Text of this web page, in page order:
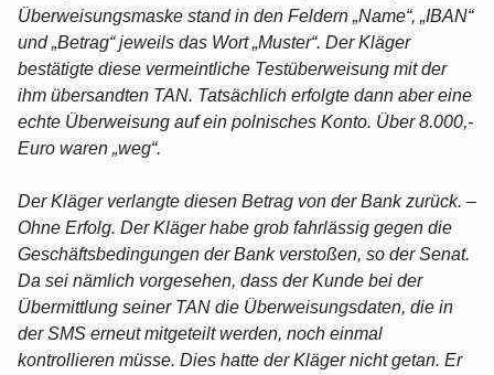
Überweisungsmaske stand in den Feldern „Name“, „IBAN“
und „Betrag“ jeweils das Wort „Muster“. Der Kläger
bestätigte diese vermeintliche Testüberweisung mit der
ihm übersandten TAN. Tatsächlich erfolgte dann aber eine
echte Überweisung auf ein polnisches Konto. Über 8.000,-
Euro waren „weg“.
Der Kläger verlangte diesen Betrag von der Bank zurück. –
Ohne Erfolg. Der Kläger habe grob fahrlässig gegen die
Geschäftsbedingungen der Bank verstoßen, so der Senat.
Da sei nämlich vorgesehen, dass der Kunde bei der
Übermittlung seiner TAN die Überweisungsdaten, die in
der SMS erneut mitgeteilt werden, noch einmal
kontrollieren müsse. Dies hatte der Kläger nicht getan. Er